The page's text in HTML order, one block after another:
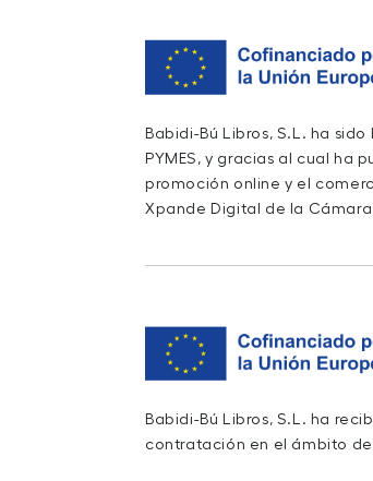
Babidi-Bú Libros, S.L. ha
PYMES, y gracias al cual
promoción online y el
Xpande Digital de la
Babidi-Bú Libros, S.L. ha
contratación en el ámbito de